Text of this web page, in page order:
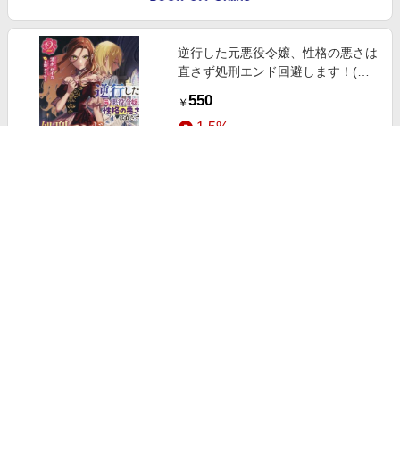
逆行した元悪役令嬢、性格の悪さは
直さず処刑エンド回避します！(２)
￥ 550
1.5%